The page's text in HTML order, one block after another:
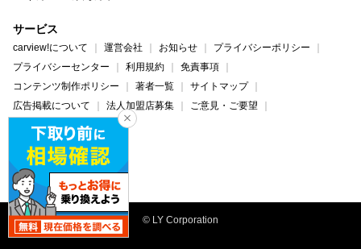
サービス
carview!について 運営会社 お知らせ
プライバシーポリシー
プライバシーセンター
利用規約
免責事項
コンテンツ制作ポリシー
著者一覧
サイトマップ
広告掲載について
法人加盟店募集
ご意見・ご要望
ヘルプ・お問い合わせ
carview! Yahoo! JAPAN
© LY Corporation